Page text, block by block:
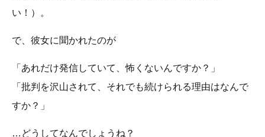
い！）。
で、彼女に聞かれたのが
「あれだけ発信していて、怖くないんですか？」
「批判を沢山されて、それでも続けられる理由はなんで
すか？」
…どうしてなんでしょうね？